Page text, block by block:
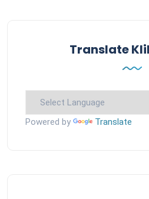
Translate
Powered by Translate